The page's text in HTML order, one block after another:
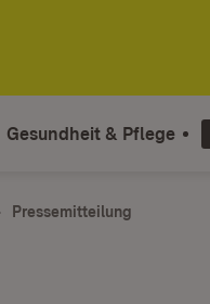
Gesundheit & Pflege
Pressemitteilung